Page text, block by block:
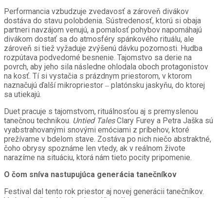
Performancia vzbudzuje zvedavosť a zároveň divákov
dostáva do stavu polobdenia. Sústredenosť, ktorú si obaja
partneri navzájom venujú, a pomalosť pohybov napomáhajú
divákom dostať sa do atmosféry spánkového rituálu, ale
zároveň si tiež vyžaduje zvýšenú dávku pozornosti. Hudba
rozpútava podvedomé besnenie. Tajomstvo sa derie na
povrch, aby jeho sila následne ohlodala oboch protagonistov
na kosť. Tí si vystačia s prázdnym priestorom, v ktorom
naznačujú ďalší mikropriestor ‒ platónsku jaskyňu, do ktorej
sa utiekajú.
Duet pracuje s tajomstvom, rituálnosťou aj s premyslenou
tanečnou technikou. Untied TalesClary Furey a Petra Jaška sú
vyabstrahovanými snovými emóciami z príbehov, ktoré
prežívame v bdelom stave. Zostáva po nich niečo abstraktné,
čoho obrysy spoznáme len vtedy, ak v reálnom živote
narazíme na situáciu, ktorá nám tieto pocity pripomenie.
O čom sníva nastupujúca generácia tanečníkov
Festival dal tento rok priestor aj novej generácii tanečníkov.